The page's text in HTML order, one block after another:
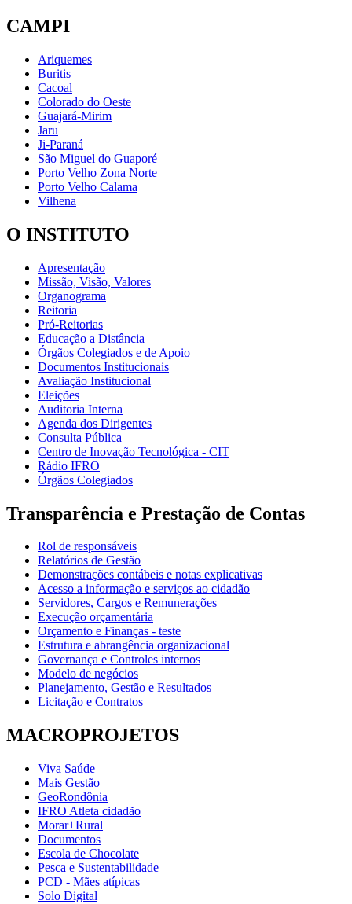
CAMPI
Ariquemes
Buritis
Cacoal
Colorado do Oeste
Guajará-Mirim
Jaru
Ji-Paraná
São Miguel do Guaporé
Porto Velho Zona Norte
Porto Velho Calama
Vilhena
O INSTITUTO
Apresentação
Missão, Visão, Valores
Organograma
Reitoria
Pró-Reitorias
Educação a Distância
Órgãos Colegiados e de Apoio
Documentos Institucionais
Avaliação Institucional
Eleições
Auditoria Interna
Agenda dos Dirigentes
Consulta Pública
Centro de Inovação Tecnológica - CIT
Rádio IFRO
Órgãos Colegiados
Transparência e Prestação de Contas
Rol de responsáveis
Relatórios de Gestão
Demonstrações contábeis e notas explicativas
Acesso a informação e serviços ao cidadão
Servidores, Cargos e Remunerações
Execução orçamentária
Orçamento e Finanças - teste
Estrutura e abrangência organizacional
Governança e Controles internos
Modelo de negócios
Planejamento, Gestão e Resultados
Licitação e Contratos
MACROPROJETOS
Viva Saúde
Mais Gestão
GeoRondônia
IFRO Atleta cidadão
Morar+Rural
Documentos
Escola de Chocolate
Pesca e Sustentabilidade
PCD - Mães atípicas
Solo Digital